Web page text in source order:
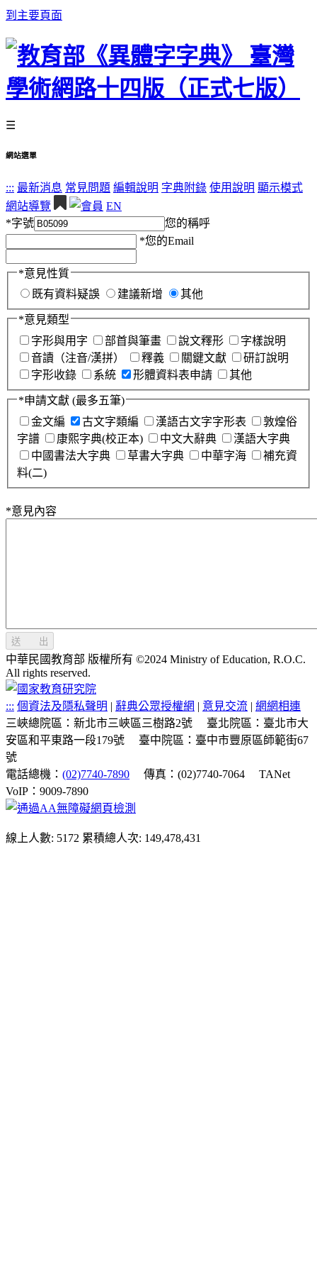
到主要頁面
☰
網站選單
::: 最新消息 常見問題 編輯說明 字典附錄 使用說明 顯示模式
網站導覽
EN
*字號
您的稱呼
*您的Email
*意見性質
既有資料疑誤
建議新增 其他
*意見類型
字形與用字
部首與筆畫 說文釋形
字樣說明
音讀（注音/漢拼）
釋義 關鍵文獻
研訂說明
字形收錄
系統 形體資料表申請 其他
*申請文獻 (最多五筆)
金文編
古文字類編 漢語古文字字形表
敦煌俗
字譜
康熙字典(校正本) 中文大辭典
漢語大字典
中國書法大字典
草書大字典 中華字海
補充資
料(二)
*意見內容
送 出
中華民國教育部 版權所有 ©2024 Ministry of Education, R.O.C.
All rights reserved.
::: 個資法及隱私聲明 | 辭典公眾授權網 | 意見交流 | 網網相連
三峽總院區：新北市三峽區三樹路2號
臺北院區：臺北市大
安區和平東路一段179號
臺中院區：臺中市豐原區師範街67
號
電話總機： (02)7740-7890 傳真：(02)7740-7064
TANet
VoIP：9009-7890
線上人數: 5172 累積總人次: 149,478,431